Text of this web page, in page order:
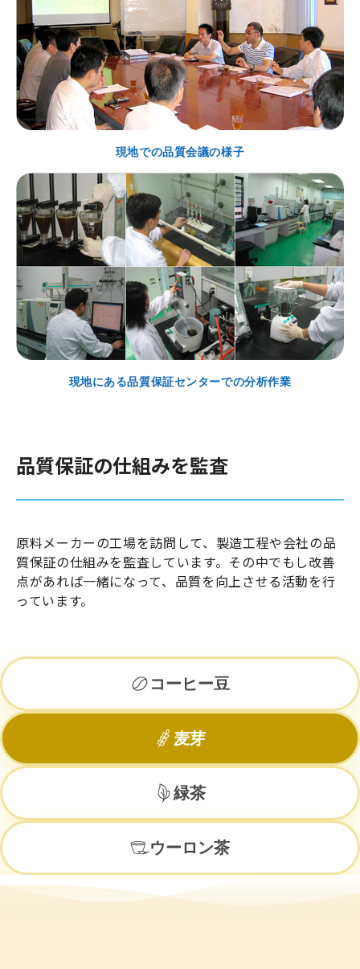
現地での品質会議の様子
現地にある品質保証センターでの分析作業
品質保証の仕組みを監査
原料メーカーの工場を訪問して、製造工程や会社の品
質保証の仕組みを監査しています。その中でもし改善
点があれば一緒になって、品質を向上させる活動を行
っています。
コーヒー豆
麦芽
緑茶
ウーロン茶